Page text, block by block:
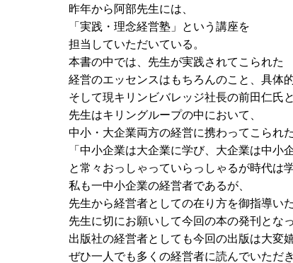
昨年から阿部先生には、
「実践・理念経営塾」という講座を
担当していただいている。
本書の中では、先生が実践されてこられた
経営のエッセンスはもちろんのこと、具体
そして現キリンビバレッジ社長の前田仁氏
先生はキリングループの中において、
中小・大企業両方の経営に携わってこられ
「中小企業は大企業に学び、大企業は中小
と常々おっしゃっていらっしゃるが時代は
私も一中小企業の経営者であるが、
先生から経営者としての在り方を御指導い
先生に切にお願いして今回の本の発刊となっ
出版社の経営者としても今回の出版は大変
ぜひ一人でも多くの経営者に読んでいただ